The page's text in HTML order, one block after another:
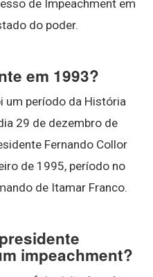
de Impeachment em
do poder.
em 1993?
um período da História
29 de dezembro de
Fernando Collor
de 1995, período no
de Itamar Franco.
impeachment?